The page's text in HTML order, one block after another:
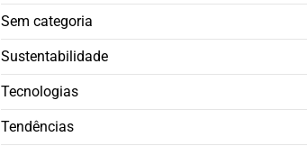
Sem categoria
Sustentabilidade
Tecnologias
Tendências